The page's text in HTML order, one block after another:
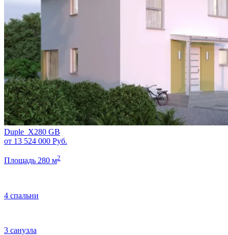
Duple_X280 GB
от 13 524 000 Руб.
Площадь 280 м2
4 спальни
3 санузла